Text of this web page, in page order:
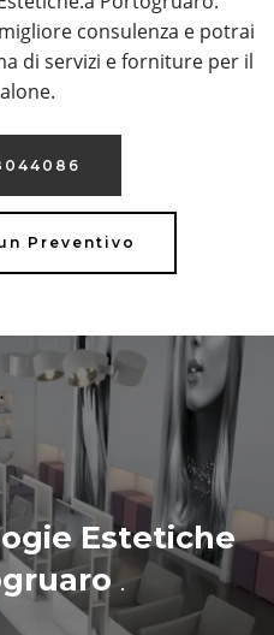
consulenza e potrai
di servizi e forniture per il
Preventivo
Estetiche
.